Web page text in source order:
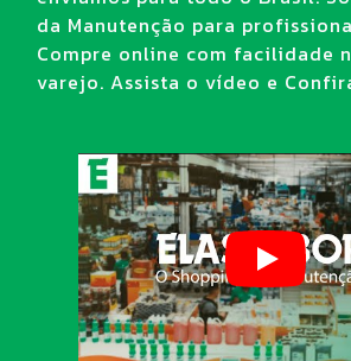
da Manutenção para
Compre online com facilidade
varejo. Assista o vídeo e